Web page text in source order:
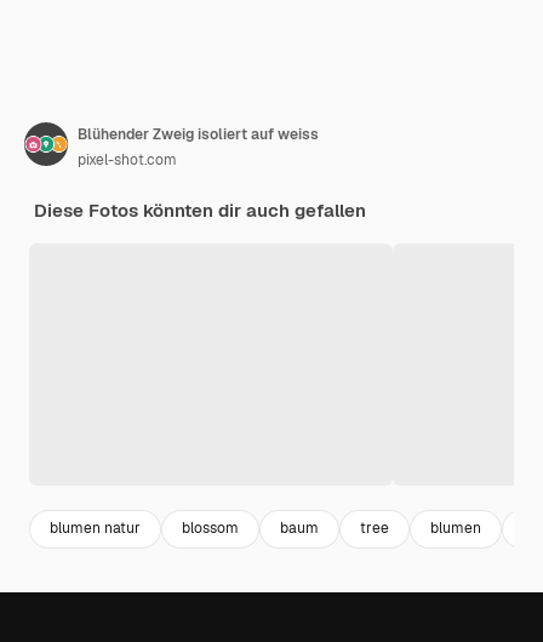
Blühender Zweig isoliert auf weiss
pixel-shot.com
Diese Fotos könnten dir auch gefallen
blumen natur blossom baum tree blumen